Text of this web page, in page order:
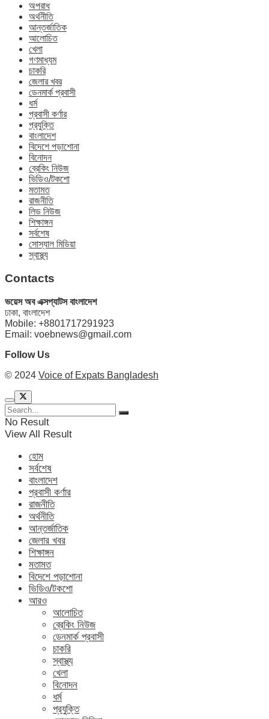
অপরাধ
অর্থনীতি
আন্তর্জাতিক
আলোচিত
খেলা
গণমাধ্যম
চাকরি
জেলার খবর
ডেনমার্ক প্রবাসী
ধর্ম
প্রবাসী কর্ণার
প্রযুক্তি
বাংলাদেশ
বিদেশে পড়াশোনা
বিনোদন
ব্রেকিং নিউজ
ভিডিও/টকশো
মতামত
রাজনীতি
লিড নিউজ
শিক্ষাঙ্গন
সর্বশেষ
সোস্যাল মিডিয়া
স্বাস্থ্য
Contacts
ভয়েস অব এক্সপ্যাটস বাংলাদেশ
ঢাকা, বাংলাদেশ
Mobile: +8801717291923
Email: voebnews@gmail.com
Follow Us
© 2024 Voice of Expats Bangladesh
No Result
View All Result
হোম
সর্বশেষ
বাংলাদেশ
প্রবাসী কর্ণার
রাজনীতি
অর্থনীতি
আন্তর্জাতিক
জেলার খবর
শিক্ষাঙ্গন
মতামত
বিদেশে পড়াশোনা
ভিডিও/টকশো
আরও
আলোচিত
ব্রেকিং নিউজ
ডেনমার্ক প্রবাসী
চাকরি
স্বাস্থ্য
খেলা
বিনোদন
ধর্ম
প্রযুক্তি